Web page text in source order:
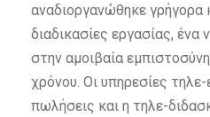
αναδιοργανώθηκε γρήγορα
διαδικασίες εργασίας, ένα
στην αμοιβαία
χρόνου. Οι υπηρεσίες
πωλήσεις και η τηλε-